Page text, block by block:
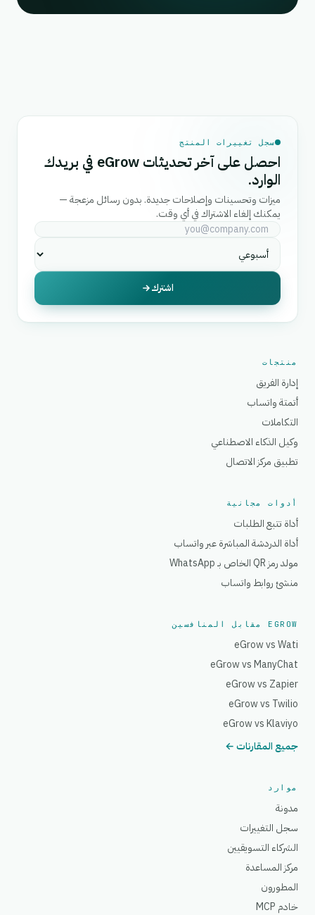
سجل تغييرات المنتج
احصل على آخر تحديثات eGrow في بريدك
الوارد.
ميزات وتحسينات وإصلاحات جديدة. بدون رسائل مزعجة —
يمكنك إلغاء الاشتراك في أي وقت.
اشترك
منتجات
إدارة الفريق
أتمتة واتساب
التكاملات
وكيل الذكاء الاصطناعي
تطبيق مركز الاتصال
أدوات مجانية
أداة تتبع الطلبات
أداة الدردشة المباشرة عبر واتساب
مولد رمز QR الخاص بـ WhatsApp
منشئ روابط واتساب
EGROW مقابل المنافسين
eGrow vs Wati
eGrow vs ManyChat
eGrow vs Zapier
eGrow vs Twilio
eGrow vs Klaviyo
جميع المقارنات ←
موارد
مدونة
سجل التغييرات
الشركاء التسويقيين
مركز المساعدة
المطورون
خادم MCP